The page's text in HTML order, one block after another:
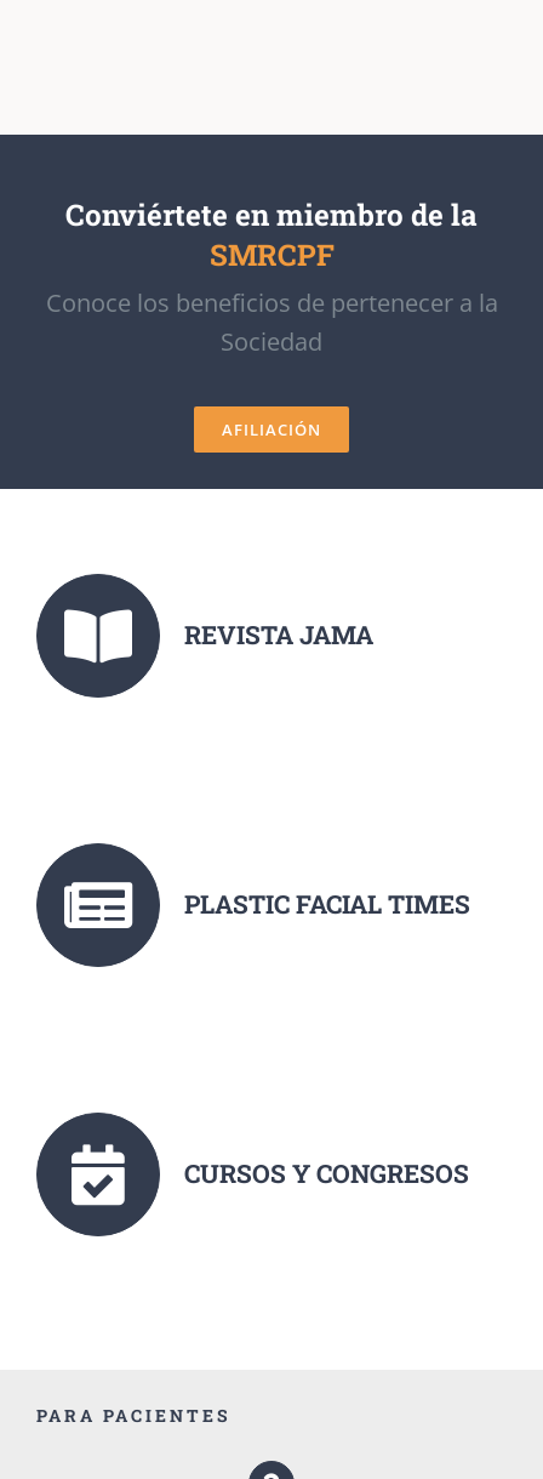
Conviértete en miembro de la
SMRCPF
Conoce los beneficios de pertenecer a la
Sociedad
AFILIACIÓN
REVISTA JAMA
PLASTIC FACIAL TIMES
CURSOS Y CONGRESOS
PARA PACIENTES